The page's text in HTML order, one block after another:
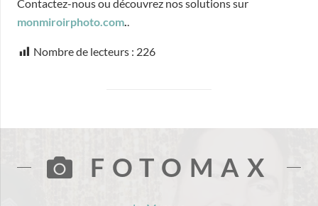
Contactez-nous ou découvrez nos solutions sur
monmiroirphoto.com..
Nombre de lecteurs : 226
FOTOMAX